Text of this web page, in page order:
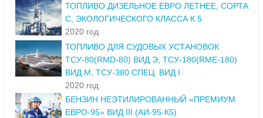
ТОПЛИВО ДИЗЕЛЬНОЕ ЕВРО ЛЕТНЕЕ, СОРТА
С, ЭКОЛОГИЧЕСКОГО КЛАССА К 5
2020 год
ТОПЛИВО ДЛЯ СУДОВЫХ УСТАНОВОК
ТСУ-80(RMD-80) ВИД Э, ТСУ-180(RME-180)
ВИД М, ТСУ-380 СПЕЦ. ВИД I
2020 год
БЕНЗИН НЕЭТИЛИРОВАННЫЙ «ПРЕМИУМ
ЕВРО-95» ВИД III (АИ-95-К5)